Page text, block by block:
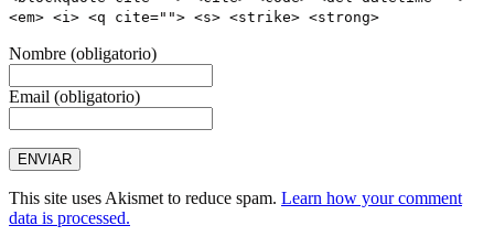
<em> <i> <q cite=""> <s> <strike> <strong>
Nombre (obligatorio)
Email (obligatorio)
This site uses Akismet to reduce spam. Learn how your comment
data is processed.